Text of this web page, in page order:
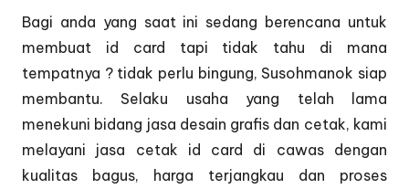
Bagi anda yang saat ini sedang berencana untuk
membuat id card tapi tidak tahu di mana
tempatnya ? tidak perlu bingung, Susohmanok siap
membantu. Selaku usaha yang telah lama
menekuni bidang jasa desain grafis dan cetak, kami
melayani jasa cetak id card di cawas dengan
kualitas bagus, harga terjangkau dan proses